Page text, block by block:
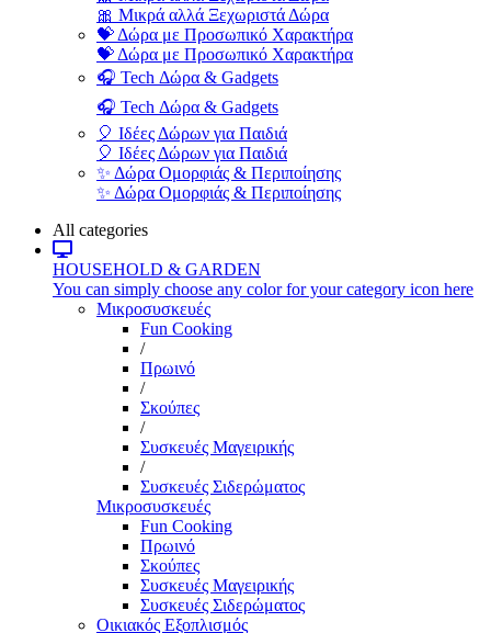
🎀 Μικρά αλλά Ξεχωριστά Δώρα
💝 Δώρα με Προσωπικό Χαρακτήρα
💝 Δώρα με Προσωπικό Χαρακτήρα
🎧 Tech Δώρα & Gadgets
🎧 Tech Δώρα & Gadgets
🎈 Ιδέες Δώρων για Παιδιά
🎈 Ιδέες Δώρων για Παιδιά
✨ Δώρα Ομορφιάς & Περιποίησης
✨ Δώρα Ομορφιάς & Περιποίησης
All categories
HOUSEHOLD & GARDEN
You can simply choose any color for your category icon here
Μικροσυσκευές
Fun Cooking
/
Πρωινό
/
Σκούπες
/
Συσκευές Μαγειρικής
/
Συσκευές Σιδερώματος
Μικροσυσκευές
Fun Cooking
Πρωινό
Σκούπες
Συσκευές Μαγειρικής
Συσκευές Σιδερώματος
Οικιακός Εξοπλισμός